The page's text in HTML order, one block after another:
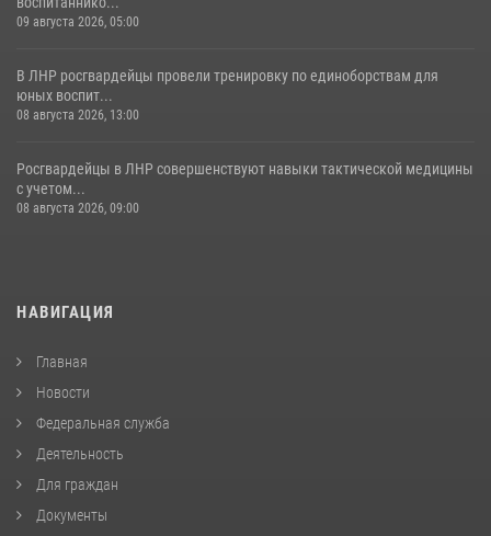
09 августа 2026, 05:00
В ЛНР росгвардейцы провели тренировку по единоборствам для
юных воспит...
08 августа 2026, 13:00
Росгвардейцы в ЛНР совершенствуют навыки тактической медицины
с учетом...
08 августа 2026, 09:00
НАВИГАЦИЯ
Главная
Новости
Федеральная служба
Деятельность
Для граждан
Документы